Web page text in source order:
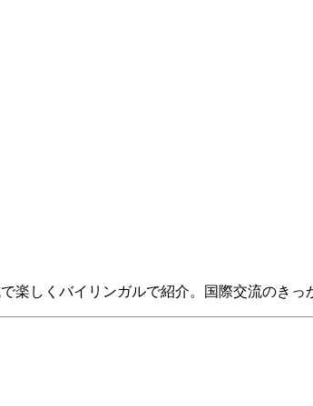
楽しくバイリンガルで紹介。国際交流のきっ